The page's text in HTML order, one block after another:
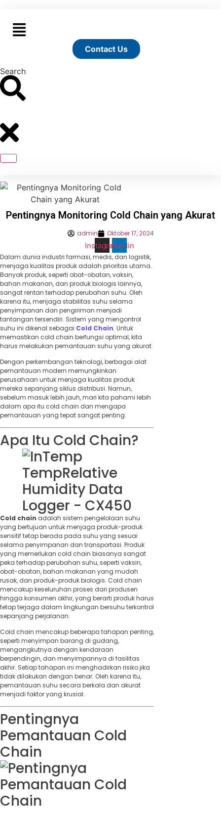
konten
Contact Us
Search
Pentingnya Monitoring Cold Chain yang Akurat
admin Oktober 17, 2024
InstagramLinkedin
Dalam dunia industri farmasi, medis, dan logistik,
menjaga kualitas produk adalah prioritas utama.
Banyak produk, seperti obat-obatan, vaksin,
bahan makanan, dan produk biologis lainnya,
sangat rentan terhadap perubahan suhu. Oleh
karena itu, menjaga stabilitas suhu selama
penyimpanan dan pengiriman menjadi
tantangan tersendiri. Sistem yang mengontrol
suhu ini dikenal sebagai Cold Chain. Untuk
memastikan cold chain berfungsi optimal, kita
harus melakukan pemantauan suhu yang akurat.
Dengan perkembangan teknologi, berbagai alat
pemantauan modern memungkinkan
perusahaan untuk menjaga kualitas produk
mereka sepanjang siklus distribusi. Namun,
sebelum masuk lebih jauh, mari kita pahami lebih
dalam apa itu cold chain dan mengapa
pemantauan yang tepat sangat penting.
Apa Itu Cold Chain?
Cold chain adalah sistem pengelolaan suhu
yang bertujuan untuk menjaga produk-produk
sensitif tetap berada pada suhu yang sesuai
selama penyimpanan dan transportasi. Produk
yang memerlukan cold chain biasanya sangat
peka terhadap perubahan suhu, seperti vaksin,
obat-obatan, bahan makanan yang mudah
rusak, dan produk-produk biologis. Cold chain
mencakup keseluruhan proses dari produsen
hingga konsumen akhir, yang berarti produk harus
tetap terjaga dalam lingkungan bersuhu terkontrol
sepanjang perjalanan.
Cold chain mencakup beberapa tahapan penting,
seperti menyimpan barang di gudang,
mengangkutnya dengan kendaraan
berpendingin, dan menyimpannya di fasilitas
akhir. Setiap tahapan ini menghadirkan risiko jika
tidak dilakukan dengan benar. Oleh karena itu,
pemantauan suhu secara berkala dan akurat
menjadi faktor yang krusial.
Pentingnya
Pemantauan Cold
Chain